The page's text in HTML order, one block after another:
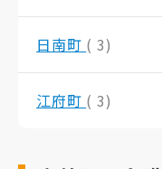
日南町 ( 3)
江府町 ( 3)